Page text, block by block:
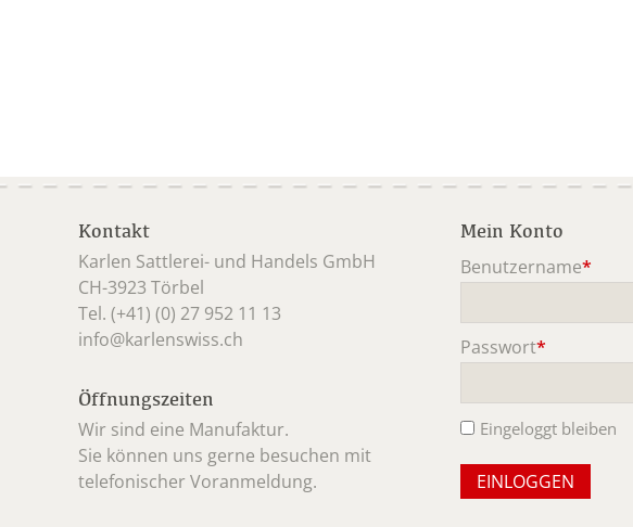
Kontakt
Karlen Sattlerei- und Handels GmbH
CH-3923 Törbel
Tel. (+41) (0) 27 952 11 13
info@karlenswiss.ch
Öffnungszeiten
Wir sind eine Manufaktur.
Sie können uns gerne besuchen mit
telefonischer Voranmeldung.
Mein Konto
Benutzername*
Passwort*
Eingeloggt bleiben